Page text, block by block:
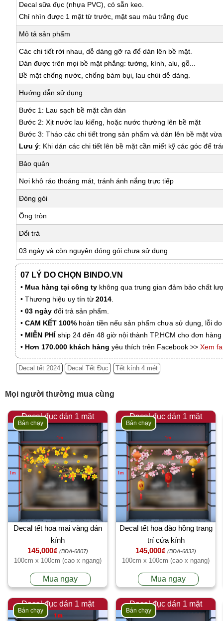
Decal sữa đục (nhựa PVC), có sẵn keo.
Chỉ nhìn được 1 mặt từ trước, mặt sau màu trắng đục
Mô tả sản phẩm
Các chi tiết rời nhau, dễ dàng gỡ ra để dán lên bề mặt.
Dán được trên mọi bề mặt phẳng: tường, kính, alu, gỗ...
Bề mặt chống nước, chống bám bụi, lau chùi dễ dàng.
Hướng dẫn sử dụng
Bước 1: Lau sạch bề mặt cần dán
Bước 2: Xịt nước lau kiếng, hoặc nước thường lên bề mặt
Bước 3: Tháo các chi tiết trong sản phẩm và dán lên bề mặt
Lưu ý: Khi dán các chi tiết lên bề mặt cần miết kỹ các góc để
Bảo quản
Nơi khô ráo thoáng mát, tránh ánh nắng trực tiếp
Đóng gói
Ống tròn
Đổi trả
03 ngày và còn nguyên đóng gói chưa sử dụng
07 LÝ DO CHỌN BINDO.VN
• Mua hàng tại công ty không qua trung gian đảm bảo chất
• Thương hiệu uy tín từ 2014.
• 03 ngày đổi trả sản phẩm.
• CAM KẾT 100% hoàn tiền nếu sản phẩm chưa sử dụng, lỗi
• MIỄN PHÍ ship 24 đến 48 giờ nội thành TP.HCM cho đơn
• Hơn 170.000 khách hàng yêu thích trên Facebook >> Xem
Decal tết 2024 Decal Tết Đục Tết kính 4 mét
Mọi người thường mua cùng
Decal đục dán 1 mặt
Bán chạy
Decal tết hoa mai vàng dán
kính
145,000₫ (BDA-6807)
100cm x 100cm (cao x ngang)
Mua ngay
Decal đục dán 1 mặt
Bán chạy
Decal tết hoa đào hồng trang
trí cửa kính
145,000₫ (BDA-6832)
100cm x 100cm (cao x ngang)
Mua ngay
Decal đục dán 1 mặt
Bán chạy
Decal đục dán 1 mặt
Bán chạy